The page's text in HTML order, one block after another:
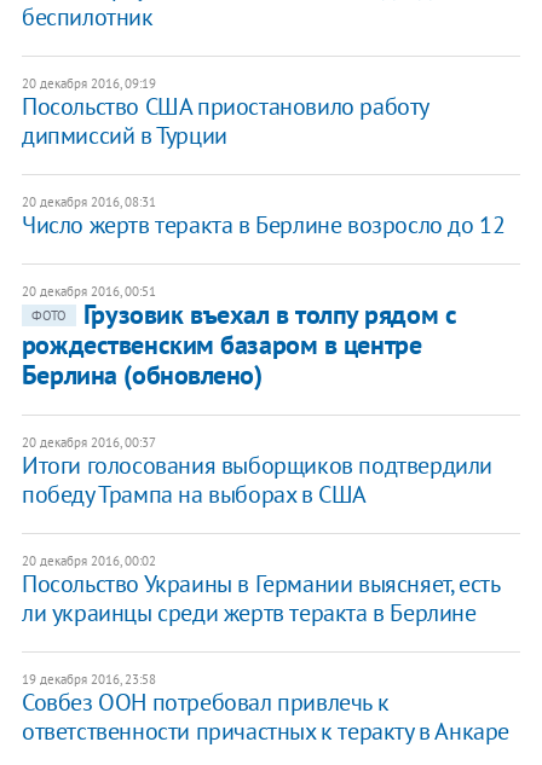
беспилотник
20 декабря 2016, 09:19
Посольство США приостановило работу
дипмиссий в Турции
20 декабря 2016, 08:31
Число жертв теракта в Берлине возросло до 12
20 декабря 2016, 00:51
ФОТО
Грузовик въехал в толпу рядом с
рождественским базаром в центре
Берлина (обновлено)
20 декабря 2016, 00:37
Итоги голосования выборщиков подтвердили
победу Трампа на выборах в США
20 декабря 2016, 00:02
Посольство Украины в Германии выясняет, есть
ли украинцы среди жертв теракта в Берлине
19 декабря 2016, 23:58
Совбез ООН потребовал привлечь к
ответственности причастных к теракту в Анкаре